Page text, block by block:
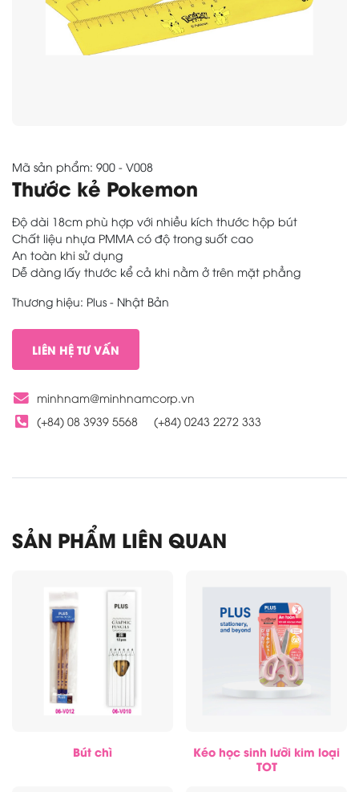
Mã sản phẩm: 900 - V008
Thước kẻ Pokemon
Độ dài 18cm phù hợp với nhiều kích thước hộp bút
Chất liệu nhựa PMMA có độ trong suốt cao
An toàn khi sử dụng
Dễ dàng lấy thước kể cả khi nằm ở trên mặt phẳng
Thương hiệu: Plus - Nhật Bản
LIÊN HỆ TƯ VẤN
minhnam@minhnamcorp.vn
(+84) 08 3939 5568
(+84) 0243 2272 333
SẢN PHẨM LIÊN QUAN
Bút chì
Kéo học sinh lưỡi kim loại
TOT